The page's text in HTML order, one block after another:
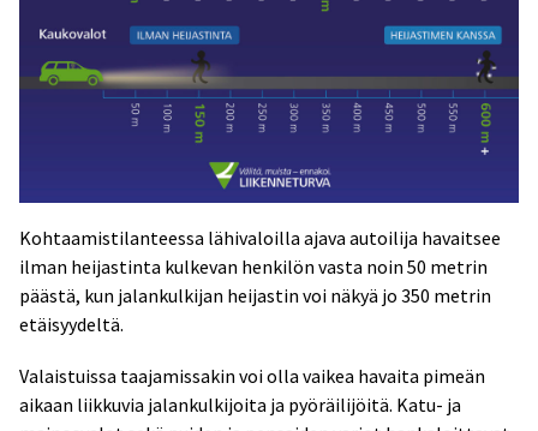
Kohtaamistilanteessa lähivaloilla ajava autoilija havaitsee
ilman heijastinta kulkevan henkilön vasta noin 50 metrin
päästä, kun jalankulkijan heijastin voi näkyä jo 350 metrin
etäisyydeltä.
Valaistuissa taajamissakin voi olla vaikea havaita pimeän
aikaan liikkuvia jalankulkijoita ja pyöräilijöitä. Katu- ja